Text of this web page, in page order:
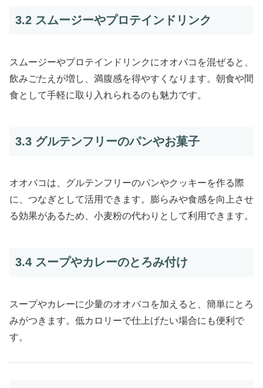
3.2 スムージーやプロテインドリンク
スムージーやプロテインドリンクにオオバコを混ぜると、
飲みごたえが増し、満腹感を得やすくなります。朝食や間
食として手軽に取り入れられるのも魅力です。
3.3 グルテンフリーのパンやお菓子
オオバコは、グルテンフリーのパンやクッキーを作る際
に、つなぎとして活用できます。膨らみや食感を向上させ
る効果があるため、小麦粉の代わりとして利用できます。
3.4 スープやカレーのとろみ付け
スープやカレーに少量のオオバコを加えると、簡単にとろ
みがつきます。低カロリーで仕上げたい場合にも便利で
す。